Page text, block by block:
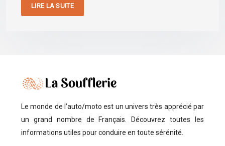
LIRE LA SUITE
Le monde de l’auto/moto est un univers très apprécié par
un grand nombre de Français. Découvrez toutes les
informations utiles pour conduire en toute sérénité.